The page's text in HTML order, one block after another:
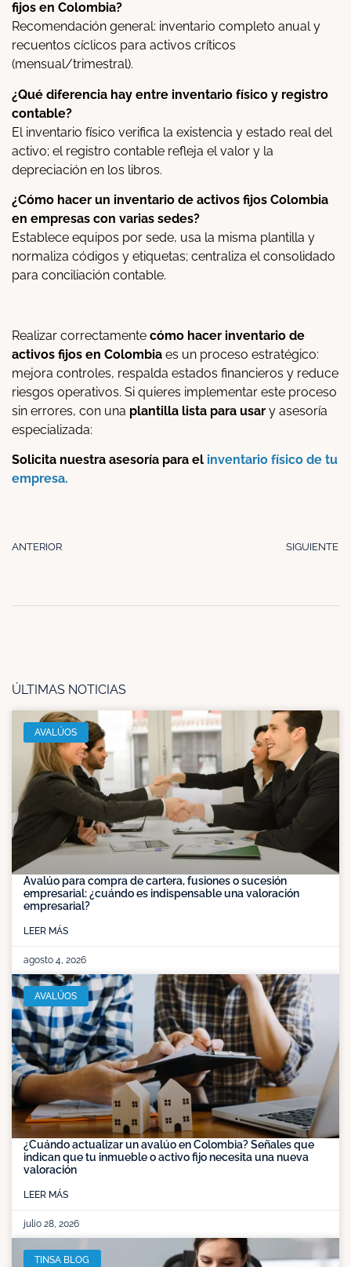
fijos en Colombia?
Recomendación general: inventario completo anual y
recuentos cíclicos para activos críticos
(mensual/trimestral).
¿Qué diferencia hay entre inventario físico y registro
contable?
El inventario físico verifica la existencia y estado real del
activo; el registro contable refleja el valor y la
depreciación en los libros.
¿Cómo hacer un inventario de activos fijos Colombia
en empresas con varias sedes?
Establece equipos por sede, usa la misma plantilla y
normaliza códigos y etiquetas; centraliza el consolidado
para conciliación contable.
Realizar correctamente cómo hacer inventario de
activos fijos en Colombia es un proceso estratégico:
mejora controles, respalda estados financieros y reduce
riesgos operativos. Si quieres implementar este proceso
sin errores, con una plantilla lista para usar y asesoría
especializada:
Solicita nuestra asesoría para el inventario físico de tu
empresa.
ANTERIOR SIGUIENTE
ÚLTIMAS NOTICIAS
AVALÚOS
Avalúo para compra de cartera, fusiones o sucesión
empresarial: ¿cuándo es indispensable una valoración
empresarial?
LEER MÁS
agosto 4, 2026
AVALÚOS
¿Cuándo actualizar un avalúo en Colombia? Señales que
indican que tu inmueble o activo fijo necesita una nueva
valoración
LEER MÁS
julio 28, 2026
TINSA BLOG